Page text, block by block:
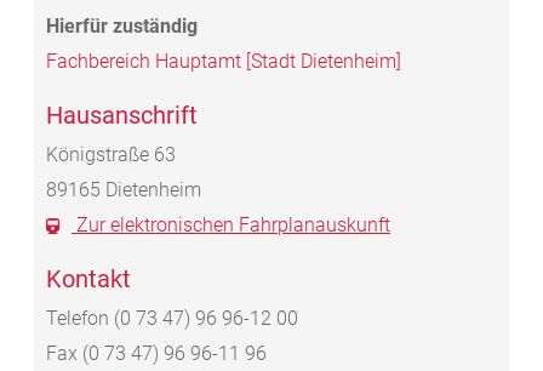
Fachbereich Hauptamt [Stadt Dietenheim]
Hausanschrift
Königstraße 63
89165 Dietenheim
Zur elektronischen Fahrplanauskunft
Kontakt
Telefon (0 73 47) 96 96-12 00
Fax (0 73 47) 96 96-11 96